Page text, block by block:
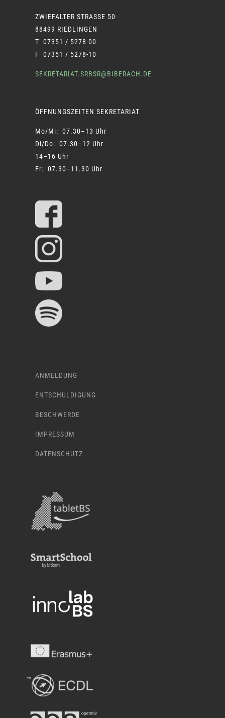
ZWIEFALTER STRASSE 50
88499 RIEDLINGEN
T 07351 / 5278-00
F 07351 / 5278-10
SEKRETARIAT.SRBSR@BIBERACH.DE
ÖFFNUNGSZEITEN SEKRETARIAT
Mo/Mi: 07.30–13 Uhr
Di/Do: 07.30–12 Uhr
14–16 Uhr
Fr: 07.30–11.30 Uhr
ANMELDUNG
ENTSCHULDIGUNG
BESCHWERDE
IMPRESSUM
DATENSCHUTZ